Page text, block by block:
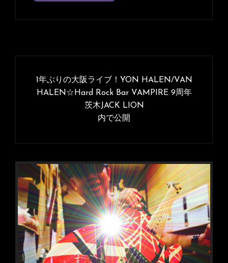
ー
シ
ョ
ン
1年ぶりの大阪ライブ！YON HALEN/VAN
HALEN☆Hard Rock Bar VAMPIRE 9周年
茨木JACK LION
内で公開